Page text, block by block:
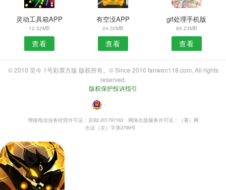
灵动工具箱APP
12.52MB
查看
有空没APP
24.30MB
查看
gif处理手机版
89.23MB
查看
© 2010 至今 1号彩票方版 版权所有。© Since 2010 fanwen118.com. All rights
reserved.
版权保护投诉指引
・
增值电信业务经营许可证：京B2-201797163
网络出版服务许可证：（署）网
出证（京）字第2799号